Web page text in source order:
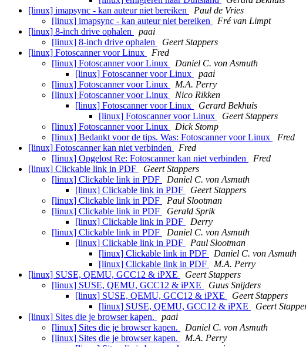
[linux] imapsync - kan auteur niet bereiken
Paul de Vries
[linux] imapsync - kan auteur niet bereiken
Fré van Limpt
[linux] 8-inch drive ophalen
paai
[linux] 8-inch drive ophalen
Geert Stappers
[linux] Fotoscanner voor Linux
Fred
[linux] Fotoscanner voor Linux
Daniel C. von Asmuth
[linux] Fotoscanner voor Linux
paai
[linux] Fotoscanner voor Linux
M.A. Perry
[linux] Fotoscanner voor Linux
Nico Rikken
[linux] Fotoscanner voor Linux
Gerard Bekhuis
[linux] Fotoscanner voor Linux
Geert Stappers
[linux] Fotoscanner voor Linux
Dick Stomp
[linux] Bedankt voor de tips. Was: Fotoscanner voor Linux
Fred
[linux] Fotoscanner kan niet verbinden
Fred
[linux] Opgelost Re: Fotoscanner kan niet verbinden
Fred
[linux] Clickable link in PDF
Geert Stappers
[linux] Clickable link in PDF
Daniel C. von Asmuth
[linux] Clickable link in PDF
Geert Stappers
[linux] Clickable link in PDF
Paul Slootman
[linux] Clickable link in PDF
Gerald Sprik
[linux] Clickable link in PDF
Derry
[linux] Clickable link in PDF
Daniel C. von Asmuth
[linux] Clickable link in PDF
Paul Slootman
[linux] Clickable link in PDF
Daniel C. von Asmuth
[linux] Clickable link in PDF
M.A. Perry
[linux] SUSE, QEMU, GCC12 & iPXE
Geert Stappers
[linux] SUSE, QEMU, GCC12 & iPXE
Guus Snijders
[linux] SUSE, QEMU, GCC12 & iPXE
Geert Stappers
[linux] SUSE, QEMU, GCC12 & iPXE
Geert
[linux] Sites die je browser kapen.
paai
[linux] Sites die je browser kapen.
Daniel C. von Asmuth
[linux] Sites die je browser kapen.
M.A. Perry